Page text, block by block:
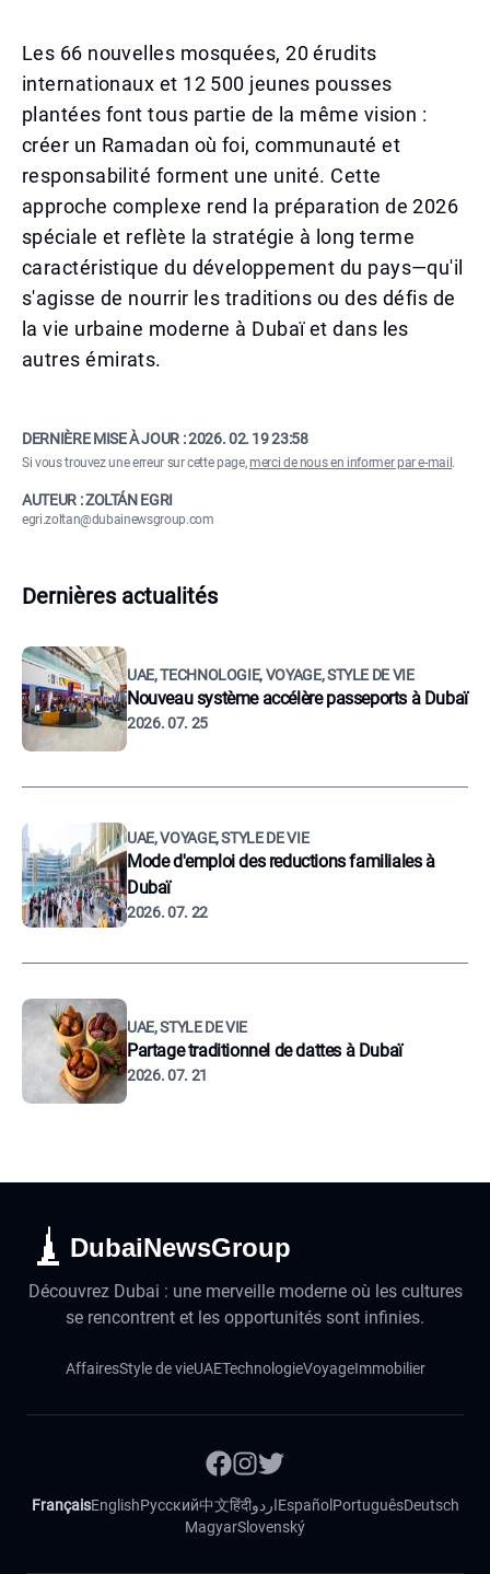
Les 66 nouvelles mosquées, 20 érudits
internationaux et 12 500 jeunes pousses
plantées font tous partie de la même vision :
créer un Ramadan où foi, communauté et
responsabilité forment une unité. Cette
approche complexe rend la préparation de 2026
spéciale et reflète la stratégie à long terme
caractéristique du développement du pays—qu'il
s'agisse de nourrir les traditions ou des défis de
la vie urbaine moderne à Dubaï et dans les
autres émirats.
DERNIÈRE MISE À JOUR :2026. 02. 19 23:58
Si vous trouvez une erreur sur cette page,merci de nous en informer par e-mail .
AUTEUR : ZOLTÁN EGRI
egri.zoltan@dubainewsgroup.com
Dernières actualités
UAE, TECHNOLOGIE, VOYAGE, STYLE DE VIE
Nouveau système accélère passeports à Dubaï
2026. 07. 25
UAE, VOYAGE, STYLE DE VIE
Mode d'emploi des reductions familiales à
Dubaï
2026. 07. 22
UAE, STYLE DE VIE
Partage traditionnel de dattes à Dubaï
2026. 07. 21
DubaiNewsGroup
Découvrez Dubai : une merveille moderne où les cultures
se rencontrent et les opportunités sont infinies.
AffairesStyle de vieUAETechnologieVoyageImmobilier
FrançaisEnglishРусский中文हिंदीاردوEspañol PortuguêsDeutsch
MagyarSlovenský